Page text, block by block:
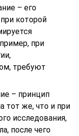
вид
не только
можно
работу
без внешних
появляется